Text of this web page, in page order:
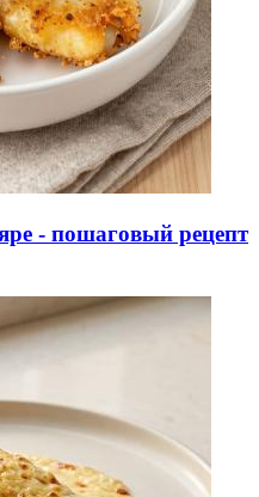
- пошаговый рецепт